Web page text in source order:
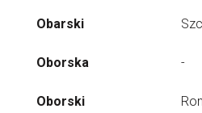
Obarski
Oborska -
Oborski